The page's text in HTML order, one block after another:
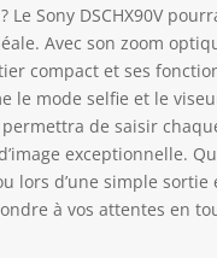
Le Sony DSCHX90V
Avec son zoom
compact et ses
le mode selfie et le
de saisir
exceptionnelle.
lors d’une simple sortie
à vos attentes en